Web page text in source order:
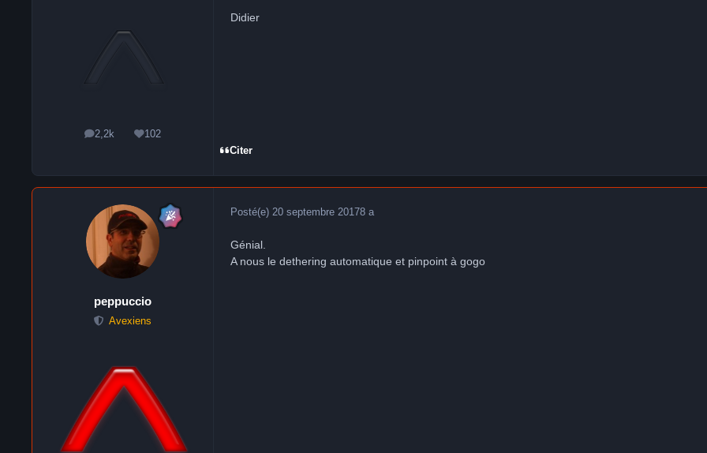
2,2k
messages102
Réputation
Didier
Citer
peppuccio
Avexiens
Posté(e) 20 septembre 20178 a
Génial.
A nous le dethering automatique et pinpoint à gogo